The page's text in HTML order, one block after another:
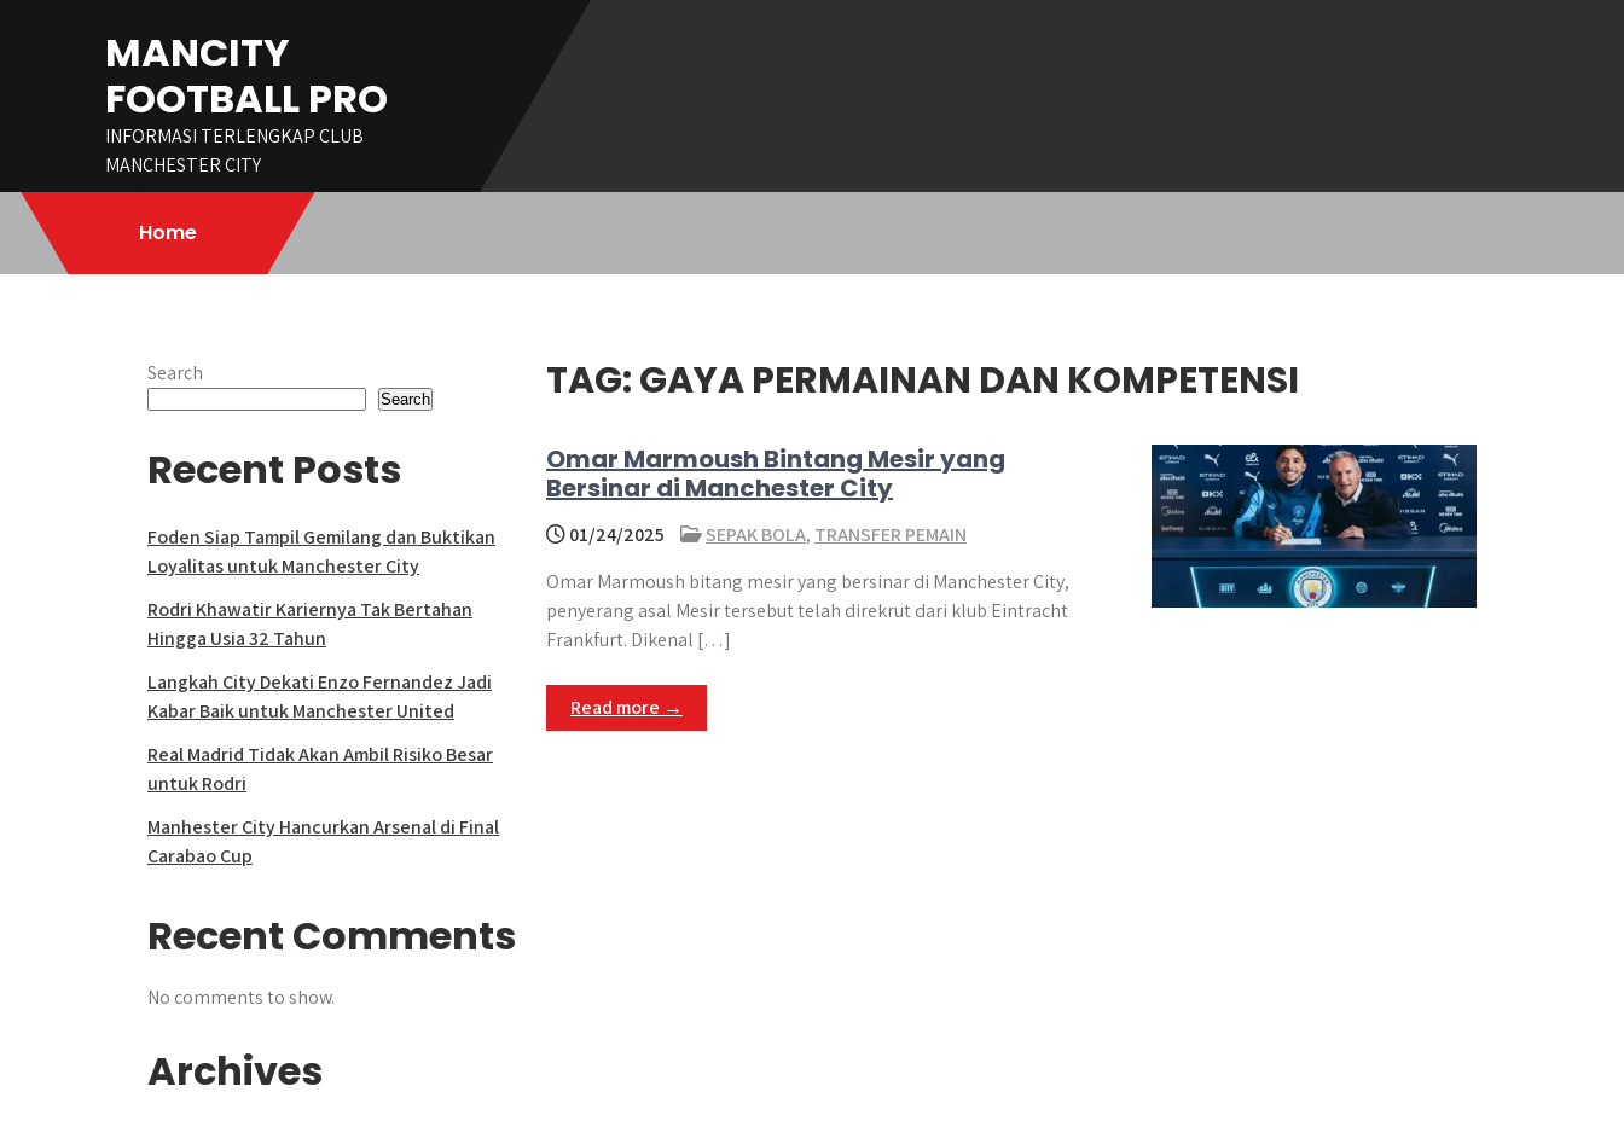
MANCITY
FOOTBALL PRO
INFORMASI TERLENGKAP CLUB
MANCHESTER CITY
Home
TAG:GAYA PERMAINAN DAN KOMPETENSI
Omar Marmoush Bintang Mesir yang
Bersinar di Manchester City
01/24/2025 SEPAK BOLA, TRANSFER PEMAIN
Omar Marmoush bitang mesir yang bersinar di Manchester City,
penyerang asal Mesir tersebut telah direkrut dari klub Eintracht
Frankfurt. Dikenal […]
Read more →
Search
Search
Recent Posts
Foden Siap Tampil Gemilang dan Buktikan
Loyalitas untuk Manchester City
Rodri Khawatir Kariernya Tak Bertahan
Hingga Usia 32 Tahun
Langkah City Dekati Enzo Fernandez Jadi
Kabar Baik untuk Manchester United
Real Madrid Tidak Akan Ambil Risiko Besar
untuk Rodri
Manhester City Hancurkan Arsenal di Final
Carabao Cup
Recent Comments
No comments to show.
Archives